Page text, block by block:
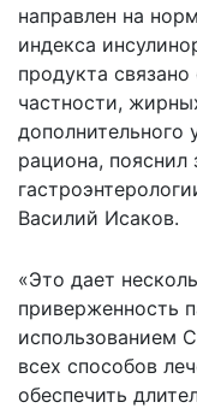
направлен на
индекса
продукта
частности,
дополнительного
рациона,
Василий Исаков.
«Это дает
приверженность
использованием
всех способов
обеспечить